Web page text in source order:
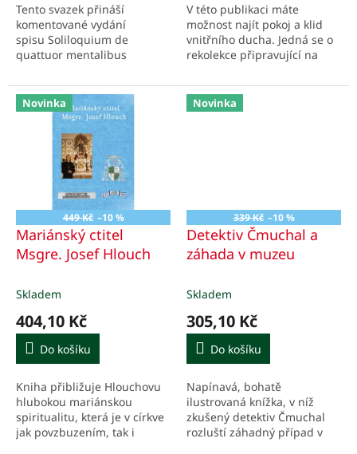
Tento svazek přináší
komentované vydání
spisu Soliloquium de
quattuor mentalibus
teologického díla
významného
františkánského teologa 13.
V této publikaci máte
možnost najít pokoj a klid
vnitřního ducha. Jedná se o
rekolekce připravující na
Pánu Ježíši skrze Marii.
Novinka
449 Kč –10 %
Mariánský ctitel
Msgre. Josef Hlouch
Skladem
404,10 Kč
Do košíku
Kniha přibližuje Hlouchovu
hlubokou mariánskou
spiritualitu, která je v církve
jak povzbuzením, tak i
Novinka
339 Kč –10 %
Detektiv Čmuchal a
záhada v muzeu
Skladem
305,10 Kč
Do košíku
Napínavá, bohatě
ilustrovaná knížka, v níž
zkušený detektiv Čmuchal
rozluští záhadný případ v